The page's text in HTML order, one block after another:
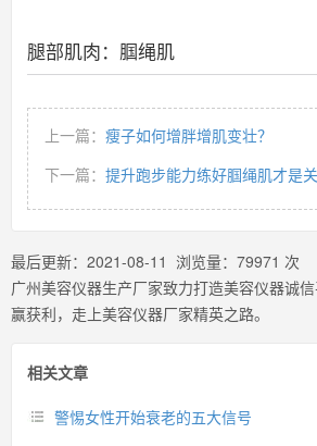
腿部肌肉：腘绳肌
上一篇： 瘦子如何增胖增肌变壮？
下一篇： 提升跑步能力练好腘绳肌才是
最后更新： 2021-08-11 浏览量： 79971 次
广州美容仪器生产厂家致力打造美容仪器诚
赢获利，走上美容仪器厂家精英之路。
相关文章
警惕女性开始衰老的五大信号